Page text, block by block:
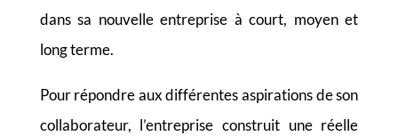
dans sa nouvelle entreprise à court, moyen et
long terme.
Pour répondre aux différentes aspirations de son
collaborateur, l’entreprise construit une réelle